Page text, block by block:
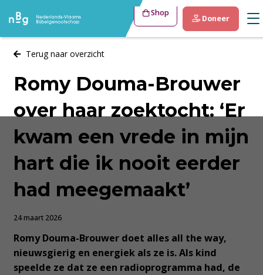
Shop
Doneer
Terug naar overzicht
Romy Douma-Brouwer
over haar zoektocht: ‘Er
kwam een vrede in mijn
hart die ik nooit eerder
had meegemaakt’
24 maart 2026
Romy Douma-Brouwer doet alles all the way,
nieuwsgierig en energiek als ze is. Als kind
speelde ze dat ze een radioprogramma had, de